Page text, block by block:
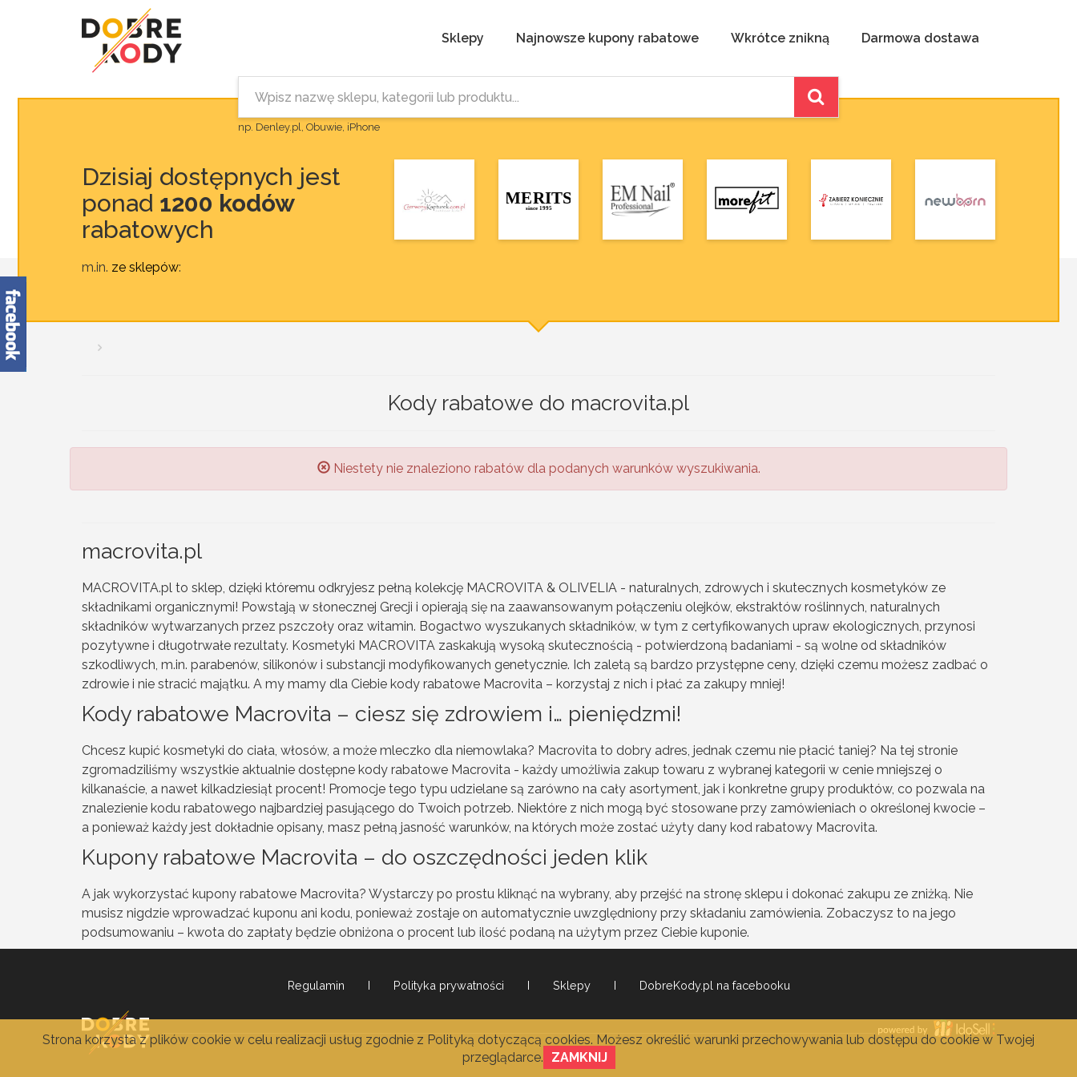
Sklepy Najnowsze kupony rabatowe Wkrótce znikną Darmowa dostawa
np. Denley.pl, Obuwie, iPhone
Dzisiaj dostępnych jest
ponad 1200 kodów
rabatowych
m.in. ze sklepów:
Kody rabatowe do macrovita.pl
Niestety nie znaleziono rabatów dla podanych warunków wyszukiwania.
macrovita.pl
MACROVITA.pl to sklep, dzięki któremu odkryjesz pełną kolekcję MACROVITA & OLIVELIA - naturalnych, zdrowych i skutecznych kosmetyków ze
składnikami organicznymi! Powstają w słonecznej Grecji i opierają się na zaawansowanym połączeniu olejków, ekstraktów roślinnych, naturalnych
składników wytwarzanych przez pszczoły oraz witamin. Bogactwo wyszukanych składników, w tym z certyfikowanych upraw ekologicznych, przynosi
pozytywne i długotrwałe rezultaty. Kosmetyki MACROVITA zaskakują wysoką skutecznością - potwierdzoną badaniami - są wolne od składników
szkodliwych, m.in. parabenów, silikonów i substancji modyfikowanych genetycznie. Ich zaletą są bardzo przystępne ceny, dzięki czemu możesz zadbać o
zdrowie i nie stracić majątku. A my mamy dla Ciebie kody rabatowe Macrovita – korzystaj z nich i płać za zakupy mniej!
Kody rabatowe Macrovita – ciesz się zdrowiem i… pieniędzmi!
Chcesz kupić kosmetyki do ciała, włosów, a może mleczko dla niemowlaka? Macrovita to dobry adres, jednak czemu nie płacić taniej? Na tej stronie
zgromadziliśmy wszystkie aktualnie dostępne kody rabatowe Macrovita - każdy umożliwia zakup towaru z wybranej kategorii w cenie mniejszej o
kilkanaście, a nawet kilkadziesiąt procent! Promocje tego typu udzielane są zarówno na cały asortyment, jak i konkretne grupy produktów, co pozwala na
znalezienie kodu rabatowego najbardziej pasującego do Twoich potrzeb. Niektóre z nich mogą być stosowane przy zamówieniach o określonej kwocie –
a ponieważ każdy jest dokładnie opisany, masz pełną jasność warunków, na których może zostać użyty dany kod rabatowy Macrovita.
Kupony rabatowe Macrovita – do oszczędności jeden klik
A jak wykorzystać kupony rabatowe Macrovita? Wystarczy po prostu kliknąć na wybrany, aby przejść na stronę sklepu i dokonać zakupu ze zniżką. Nie
musisz nigdzie wprowadzać kuponu ani kodu, ponieważ zostaje on automatycznie uwzględniony przy składaniu zamówienia. Zobaczysz to na jego
podsumowaniu – kwota do zapłaty będzie obniżona o procent lub ilość podaną na użytym przez Ciebie kuponie.
Regulamin Polityka prywatności Sklepy DobreKody.pl na facebooku
Strona korzysta z plików cookie w celu realizacji usług zgodnie z Polityką dotyczącą cookies. Możesz określić warunki przechowywania lub dostępu do cookie w Twojej
przeglądarce.
ZAMKNIJ